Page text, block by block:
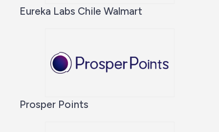
Eureka Labs Chile Walmart
Prosper Points